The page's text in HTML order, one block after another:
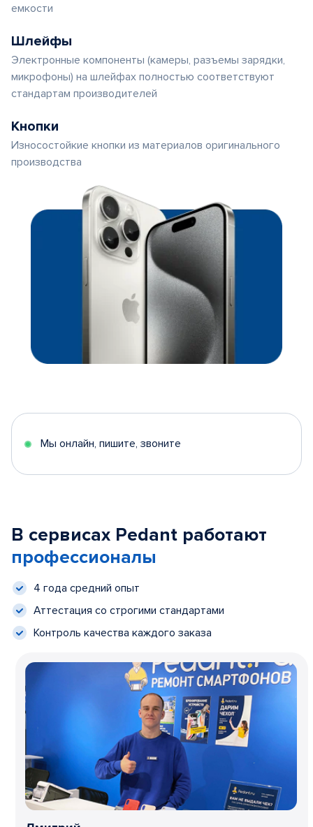
емкости
Шлейфы
Электронные компоненты (камеры, разъемы зарядки,
микрофоны) на шлейфах полностью соответствуют
стандартам производителей
Кнопки
Износостойкие кнопки из материалов оригинального
производства
Мы онлайн, пишите, звоните
В сервисах Pedant работают
профессионалы
4 года средний опыт
Аттестация со строгими стандартами
Контроль качества каждого заказа